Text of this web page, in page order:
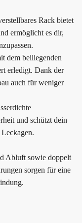
Rack bietet
ermöglicht es dir,
dem beiliegenden
erledigt. Dank der
auch für weniger
und schützt dein
Abluft sowie doppelt
sorgen für eine